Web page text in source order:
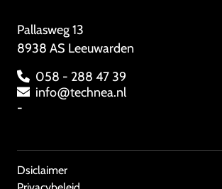
Pallasweg 13
8938 AS Leeuwarden
058 - 288 47 39
info@technea.nl
-
Dsiclaimer